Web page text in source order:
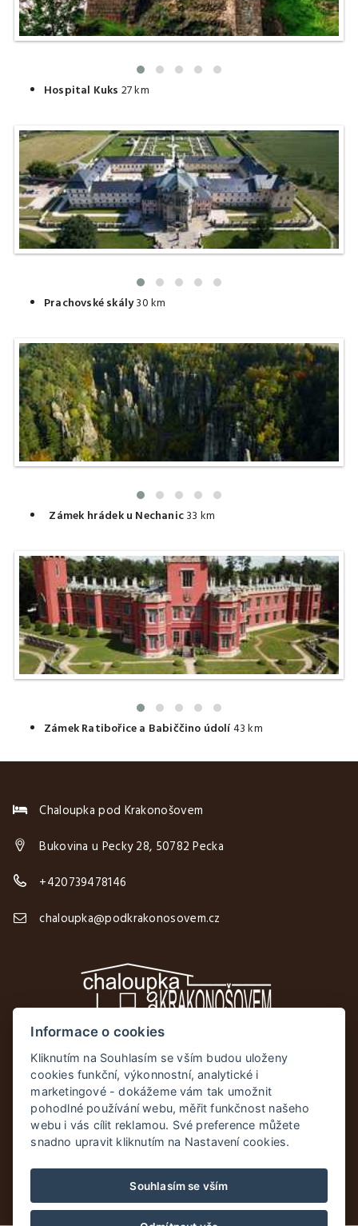
Hospital Kuks 27 km
Prachovské skály30 km
Zámek hrádek u Nechanic33 km
Zámek Ratibořice a Babiččino údolí43 km
Chaloupka pod Krakonošovem
Bukovina u Pecky 28, 50782 Pecka
+420739478146
chaloupka@podkrakonosovem.cz
Facebook
Instagram
Informace o cookies
Kliknutím na Souhlasím se vším budou uloženy
cookies funkční, výkonnostní, analytické i
marketingové - dokážeme vám tak umožnit
pohodlné používání webu, měřit funkčnost našeho
webu i vás cílit reklamou. Své preference můžete
snadno upravit kliknutím na Nastavení cookies.
Souhlasím se vším